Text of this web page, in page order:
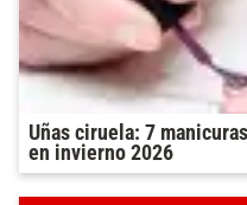
Uñas ciruela: 7
en invierno 2026